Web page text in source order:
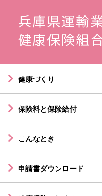
健康づくり
保険料と保険給付
こんなとき
申請書ダウンロード